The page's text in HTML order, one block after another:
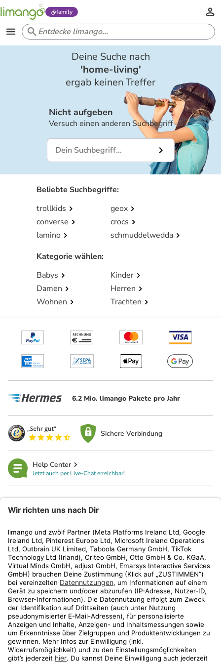
family
Deine Suche nach
'home-living'
ergab keinen Treffer
Nicht aufgeben
Versuch einen anderen Suchbegriff
Beliebte Suchbegriffe:
trollkids
geox
converse
crocs
lamino
schmuddelwedda
Kategorie wählen:
Babys
Kinder
Damen
Herren
Wohnen
Trachten
6.2 Mio. limango Pakete pro Jahr
Sichere Verbindung
Help Center
Jetzt auch per Live-Chat erreichbar!
Kundenservice
Shop
Aktionen
Travel